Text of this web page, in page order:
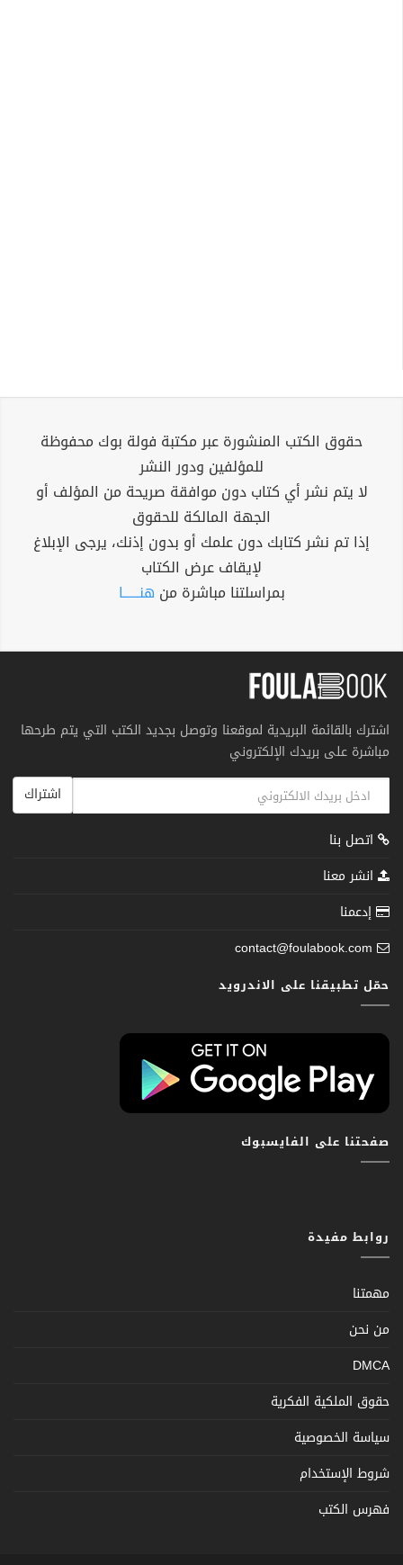
حقوق الكتب المنشورة عبر مكتبة فولة بوك محفوظة
للمؤلفين ودور النشر
لا يتم نشر أي كتاب دون موافقة صريحة من المؤلف أو
الجهة المالكة للحقوق
إذا تم نشر كتابك دون علمك أو بدون إذنك، يرجى الإبلاغ
لإيقاف عرض الكتاب
بمراسلتنا مباشرة من هنــــــا
اشترك بالقائمة البريدية لموقعنا وتوصل بجديد الكتب التي يتم طرحها
مباشرة على بريدك الإلكتروني
اشتراك
اتصل بنا
انشر معنا
إدعمنا
contact@foulabook.com
حمّل تطبيقنا على الاندرويد
صفحتنا على الفايسبوك
روابط مفيدة
مهمتنا
من نحن
DMCA
حقوق الملكية الفكرية
سياسة الخصوصية
شروط الإستخدام
فهرس الكتب